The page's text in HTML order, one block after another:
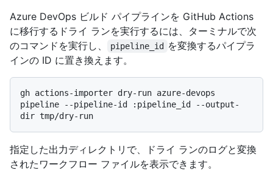
Azure DevOps ビルド パイプラインを GitHub Actions
に移行するドライ ランを実行するには、ターミナルで次
のコマンドを実行し、
pipeline_id
を変換するパイプラ
インの ID に置き換えます。
gh actions-importer dry-run azure-devops
pipeline --pipeline-id :pipeline_id --output-
指定した出力ディレクトリで、ドライ ランのログと変換
されたワークフロー ファイルを表示できます。